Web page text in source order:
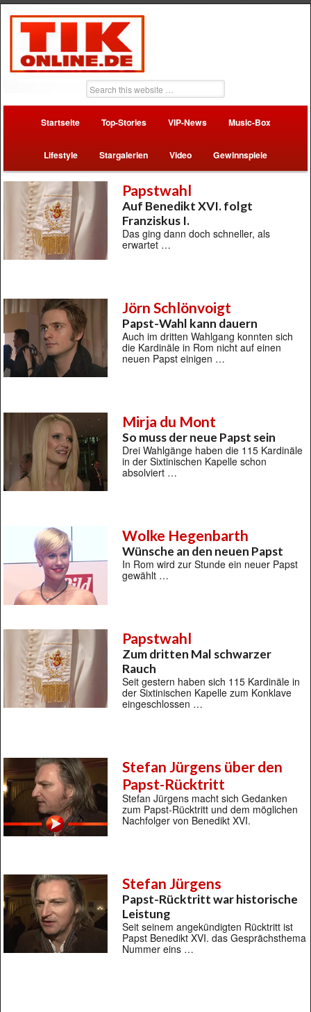
Startseite Top-Stories VIP-News Music-Box
Lifestyle Stargalerien Video Gewinnspiele
Papstwahl
Auf Benedikt XVI. folgt
Franziskus I.
Das ging dann doch schneller, als
erwartet …
Jörn Schlönvoigt
Papst-Wahl kann dauern
Auch im dritten Wahlgang konnten sich
die Kardinäle in Rom nicht auf einen
neuen Papst einigen …
Mirja du Mont
So muss der neue Papst sein
Drei Wahlgänge haben die 115 Kardinäle
in der Sixtinischen Kapelle schon
absolviert …
Wolke Hegenbarth
Wünsche an den neuen Papst
In Rom wird zur Stunde ein neuer Papst
gewählt …
Papstwahl
Zum dritten Mal schwarzer
Rauch
Seit gestern haben sich 115 Kardinäle in
der Sixtinischen Kapelle zum Konklave
eingeschlossen …
Stefan Jürgens über den
Papst-Rücktritt
Stefan Jürgens macht sich Gedanken
zum Papst-Rücktritt und dem möglichen
Nachfolger von Benedikt XVI.
Stefan Jürgens
Papst-Rücktritt war historische
Leistung
Seit seinem angekündigten Rücktritt ist
Papst Benedikt XVI. das Gesprächsthema
Nummer eins …